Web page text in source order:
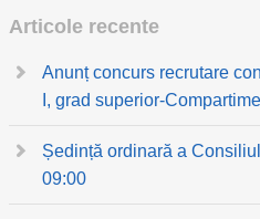
Articole recente
Anunț concurs recrutare
I, grad superior-
Ședință ordinară a
09:00